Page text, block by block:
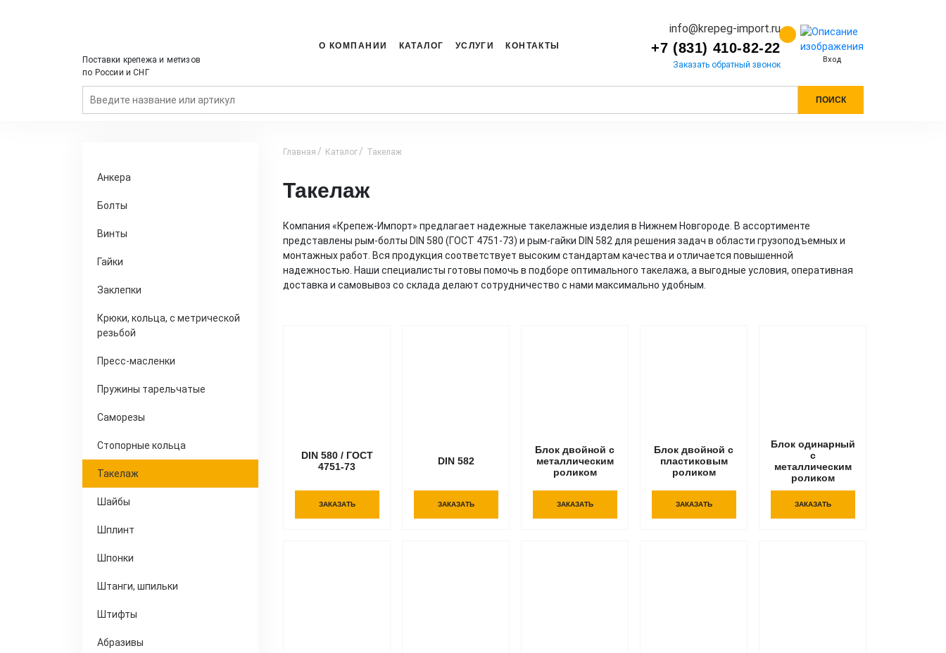
Поставки крепежа и метизов
по России и СНГ
О КОМПАНИИ КАТАЛОГ УСЛУГИ КОНТАКТЫ
info@krepeg-import.ru
+7 (831) 410-82-22
Заказать обратный звонок Вход
ПОИСК
Анкера
Болты
Винты
Гайки
Заклепки
Крюки, кольца, с метрической
резьбой
Пресс-масленки
Пружины тарельчатые
Саморезы
Стопорные кольца
Такелаж
Шайбы
Шплинт
Шпонки
Штанги, шпильки
Штифты
Абразивы
Главная Каталог Такелаж
Такелаж
Компания «Крепеж-Импорт» предлагает надежные такелажные изделия в Нижнем Новгороде. В ассортименте
представлены рым-болты DIN 580 (ГОСТ 4751-73) и рым-гайки DIN 582 для решения задач в области грузоподъемных и
монтажных работ. Вся продукция соответствует высоким стандартам качества и отличается повышенной
надежностью. Наши специалисты готовы помочь в подборе оптимального такелажа, а выгодные условия, оперативная
доставка и самовывоз со склада делают сотрудничество с нами максимально удобным.
DIN 580 / ГОСТ
4751-73
ЗАКАЗАТЬ
DIN 582
ЗАКАЗАТЬ
Блок двойной с
металлическим
роликом
ЗАКАЗАТЬ
Блок двойной с
пластиковым
роликом
ЗАКАЗАТЬ
Блок одинарный
с
металлическим
роликом
ЗАКАЗАТЬ